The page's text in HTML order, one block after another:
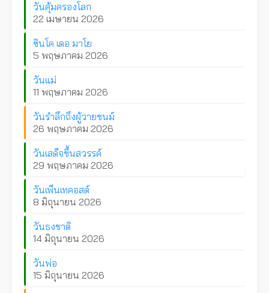
วันคุ้มครองโลก
22 เมษายน 2026
ซินโค เดอ มาโย
5 พฤษภาคม 2026
วันแม่
11 พฤษภาคม 2026
วันรำลึกถึงผู้วายชนม์
26 พฤษภาคม 2026
วันเสด็จขึ้นสวรรค์
29 พฤษภาคม 2026
วันเพ็นเทคอสต์
8 มิถุนายน 2026
วันธงชาติ
14 มิถุนายน 2026
วันพ่อ
15 มิถุนายน 2026